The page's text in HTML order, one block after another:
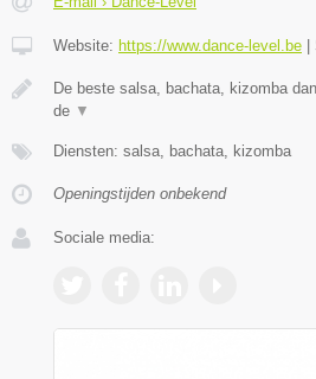
Website: https://www.dance-level.be
De beste salsa, bachata, kizomba
de ▼
Diensten: salsa, bachata, kizomba
Openingstijden onbekend
Sociale media: